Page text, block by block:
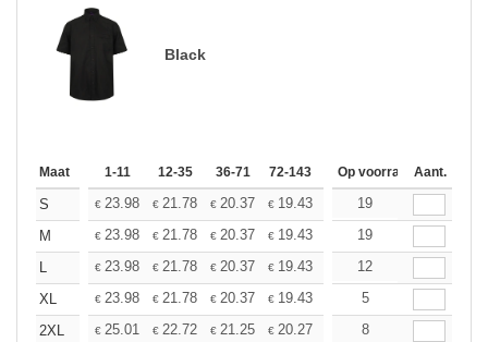
Black
Maat 1-11 12-35 36-71 72-143 144-287 288 + Meer
Op voorraadAant.
S € 23.98 € 21.78 € 20.37 € 19.43 18.33
19
M
€ 23.98 € 21.78 € 20.37 € 19.43 18.33
19
L
€ 23.98 € 21.78 € 20.37 € 19.43 18.33
12
XL
€ 23.98 € 21.78 € 20.37 € 19.43 18.33
5
2XL
€ 25.01 € 22.72 € 21.25 € 20.27 19.12
8